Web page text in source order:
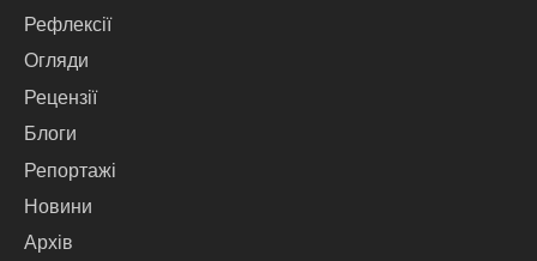
Рефлексії
Огляди
Рецензії
Блоги
Репортажі
Новини
Архів